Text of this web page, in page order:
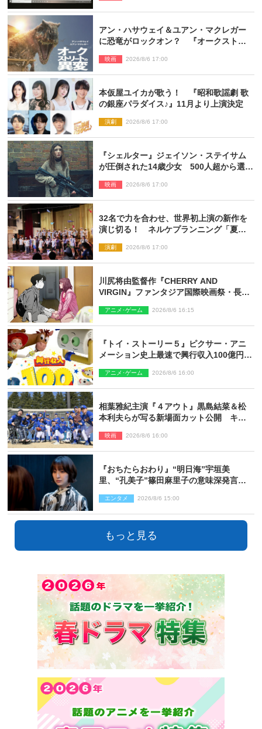
アン・ハサウェイ＆ユアン・マクレガー
に恐竜がロックオン？ 『オークストリ
解禁
映画 2026/8/6 17:00
本仮屋ユイカが歌う！ 『昭和歌謡劇 歌
の銀座パラダイス♪』11月より上演決定
演劇 2026/8/6 17:00
『シェルター』ジェイソン・ステイサム
が圧倒された14歳少女 500人超から選出
とは
映画 2026/8/6 17:00
32名で力を合わせ、世界初上演の新作を
演じ切る！ ネルケプランニング「夏休
ト【最終日】
演劇 2026/8/6 17:00
川尻将由監督作『CHERRY AND
VIRGIN』ファンタジア国際映画祭・長編
アニメ･ゲーム 2026/8/6 16:15
『トイ・ストーリー５』ピクサー・アニ
メーション史上最速で興行収入100億円突
アニメ･ゲーム 2026/8/6 16:00
相葉雅紀主演『４アウト』黒島結菜＆松
本利夫らが写る新場面カット公開 キャ
映画 2026/8/6 16:00
『おちたらおわり』“明日海”宇垣美
里、“孔美子”篠田麻里子の意味深発言に
開」
エンタメ 2026/8/6 15:00
もっと見る